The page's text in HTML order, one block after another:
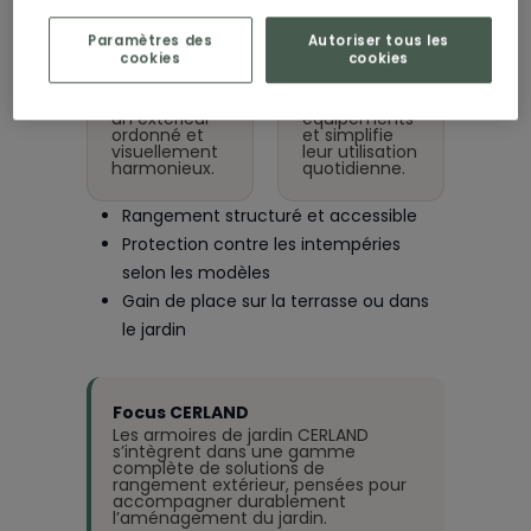
Un rôle
esthétique
Elle permet
un extérieur
ordonné et
visuellement
harmonieux.
Un rôle
fonctionnel
Elle protège
équipements
et simplifie
leur utilisation
quotidienne.
Rangement structuré et accessible
Protection contre les intempéries
selon les modèles
Gain de place sur la terrasse ou dans
le jardin
Focus CERLAND
Les armoires de jardin CERLAND
s’intègrent dans une gamme
complète de solutions de
rangement extérieur, pensées pour
accompagner durablement
l’aménagement du jardin.
Autoriser tous les
cookies
Paramètres des
cookies